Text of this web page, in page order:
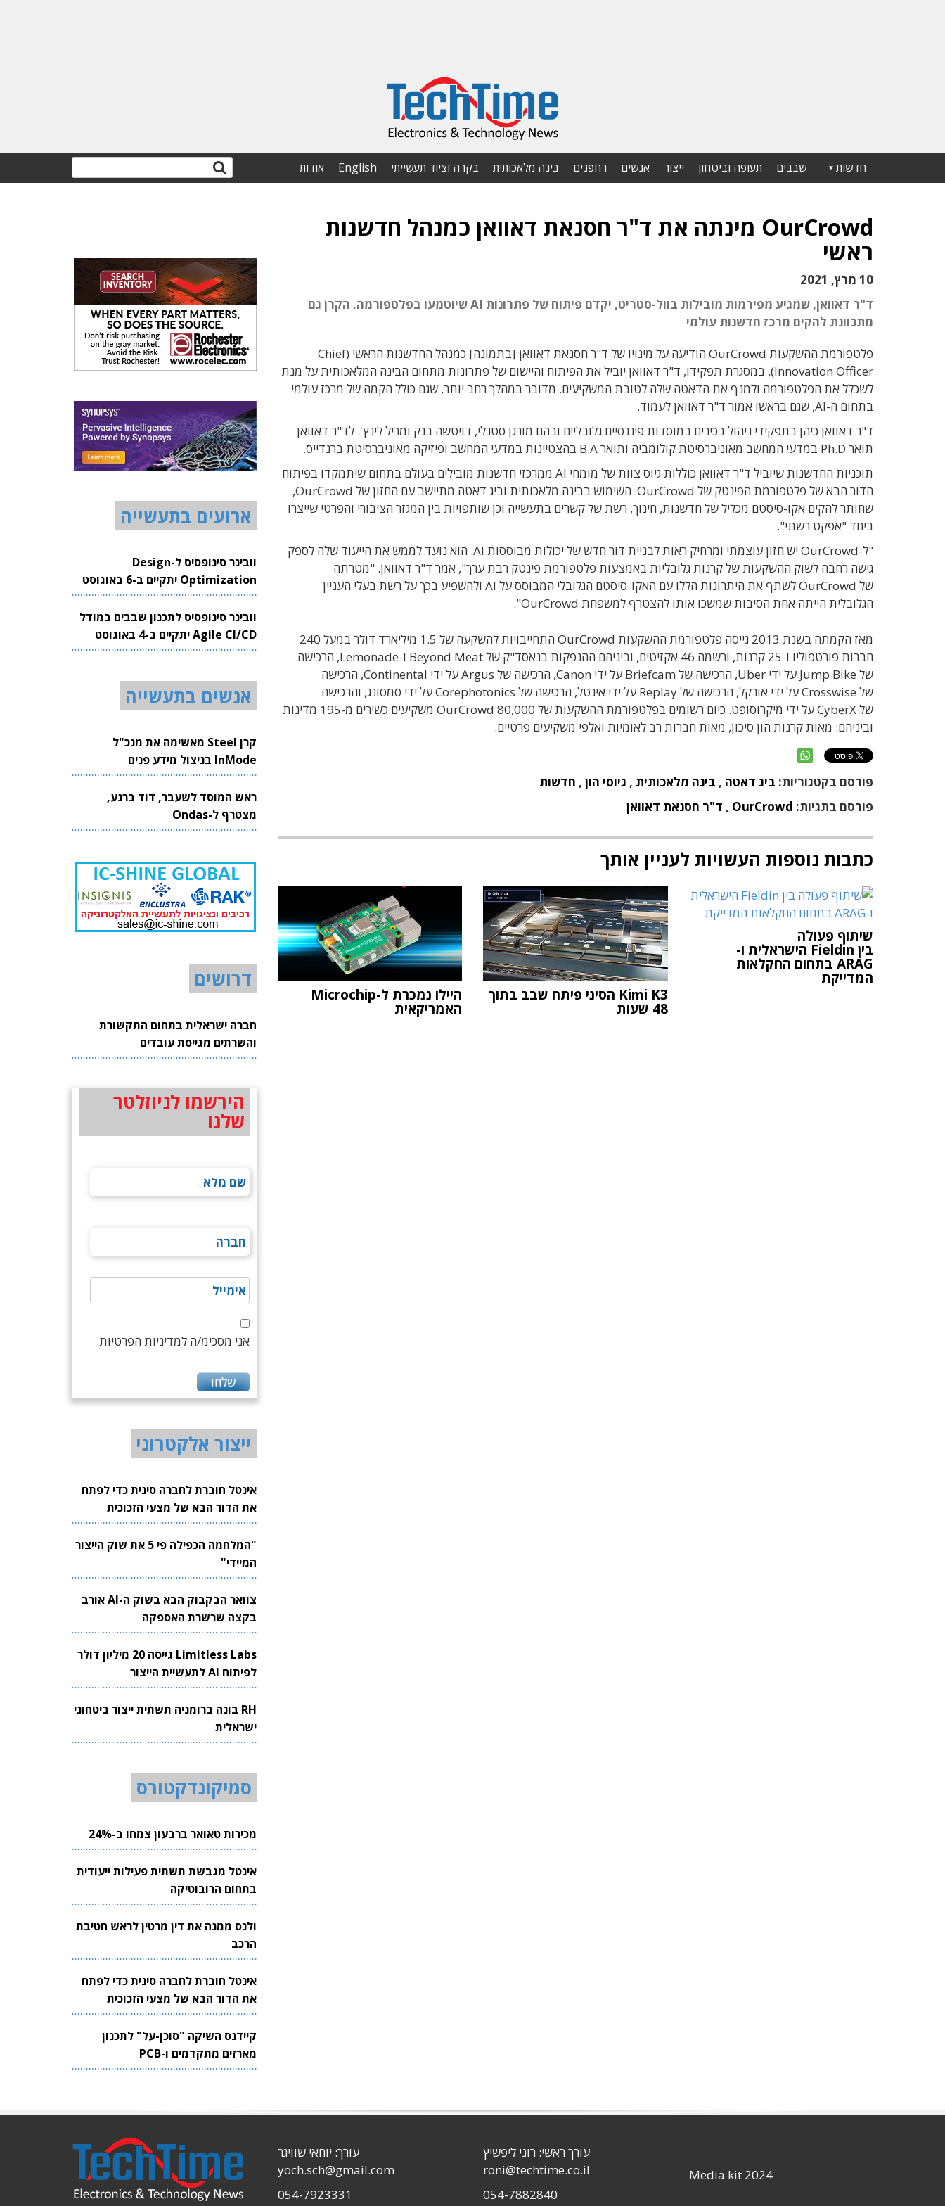
חדשות שבבים תעופה וביטחון ייצור אנשים רחפנים בינה מלאכותית בקרה וציוד תעשייתי English אודות
OurCrowd מינתה את ד"ר חסנאת דאוואן כמנהל חדשנות
ראשי
10 מרץ, 2021
ד"ר דאוואן, שמגיע מפירמות מובילות בוול-סטריט, יקדם פיתוח של פתרונות AI שיוטמעו בפלטפורמה. הקרן גם
מתכוונת להקים מרכז חדשנות עולמי
פלטפורמת ההשקעות OurCrowd הודיעה על מינויו של ד"ר חסנאת דאוואן [בתמונה] כמנהל החדשנות הראשי (Chief
Innovation Officer). במסגרת תפקידו, ד"ר דאוואן יוביל את הפיתוח והיישום של פתרונות מתחום הבינה המלאכותית על מנת
לשכלל את הפלטפורמה ולמנף את הדאטה שלה לטובת המשקיעים. מדובר במהלך רחב יותר, שגם כולל הקמה של מרכז עולמי
בתחום ה-AI, שגם בראשו אמור ד"ר דאוואן לעמוד.
ד"ר דאוואן כיהן בתפקידי ניהול בכירים במוסדות פיננסיים גלובליים ובהם מורגן סטנלי, דויטשה בנק ומריל לינץ'. לד"ר דאוואן
תואר Ph.D במדעי המחשב מאוניברסיטת קולומביה ותואר B.A בהצטיינות במדעי המחשב ופיזיקה מאוניברסיטת ברנדייס.
תוכניות החדשנות שיוביל ד"ר דאוואן כוללות גיוס צוות של מומחי AI ממרכזי חדשנות מובילים בעולם בתחום שיתמקדו בפיתוח
הדור הבא של פלטפורמת הפינטק של OurCrowd. השימוש בבינה מלאכותית וביג דאטה מתיישב עם החזון של OurCrowd,
שחותר להקים אקו-סיסטם מכליל של חדשנות, חינוך, רשת של קשרים בתעשייה וכן שותפויות בין המגזר הציבורי והפרטי שייצרו
ביחד "אפקט רשתי".
"ל-OurCrowd יש חזון עוצמתי ומרחיק ראות לבניית דור חדש של יכולות מבוססות AI. הוא נועד לממש את הייעוד שלה לספק
גישה רחבה לשוק ההשקעות של קרנות גלובליות באמצעות פלטפורמת פינטק רבת ערך", אמר ד"ר דאוואן. "מטרתה
של OurCrowd לשתף את היתרונות הללו עם האקו-סיסטם הגלובלי המבוסס על AI ולהשפיע בכך על רשת בעלי העניין
הגלובלית הייתה אחת הסיבות שמשכו אותו להצטרף למשפחת OurCrowd".
מאז הקמתה בשנת 2013 גייסה פלטפורמת ההשקעות OurCrowd התחייבויות להשקעה של 1.5 מיליארד דולר במעל 240
חברות פורטפוליו ו-25 קרנות, ורשמה 46 אקזיטים, וביניהם ההנפקות בנאסד"ק של Beyond Meat ו-Lemonade, הרכישה
של Jump Bike על ידי Uber, הרכישה של Briefcam על ידי Canon, הרכישה של Argus על ידי Continental, הרכישה
של Crosswise על ידי אורקל, הרכישה של Replay על ידי אינטל, הרכישה של Corephotonics על ידי סמסונג, והרכישה
של CyberX על ידי מיקרוסופט. כיום רשומים בפלטפורמת ההשקעות של OurCrowd 80,000 משקיעים כשירים מ-195 מדינות
וביניהם: מאות קרנות הון סיכון, מאות חברות רב לאומיות ואלפי משקיעים פרטיים.
פורסם בקטגוריות: ביג דאטה , בינה מלאכותית , גיוסי הון , חדשות
פורסם בתגיות: OurCrowd
, ד"ר חסנאת דאוואן
כתבות נוספות העשויות לעניין אותך
שיתוף פעולה
בין Fieldin הישראלית ו-
ARAG בתחום החקלאות
המדייקת
Kimi K3 הסיני פיתח שבב בתוך
48 שעות
היילו נמכרת ל-Microchip
האמריקאית
ארועים בתעשייה
וובינר סינופסיס ל-Design
Optimization יתקיים ב-6 באוגוסט
2026
וובינר סינופסיס לתכנון שבבים במודל
Agile CI/CD יתקיים ב-4 באוגוסט
2026
אנשים בתעשייה
קרן Steel מאשימה את מנכ"ל
InMode בניצול מידע פנים
ראש המוסד לשעבר, דוד ברנע,
מצטרף ל-Ondas
דרושים
חברה ישראלית בתחום התקשורת
והשרתים מגייסת עובדים
הירשמו לניוזלטר
שלנו
אני מסכימ/ה למדיניות הפרטיות.
ייצור אלקטרוני
אינטל חוברת לחברה סינית כדי לפתח
את הדור הבא של מצעי הזכוכית
לשבבים
"המלחמה הכפילה פי 5 את שוק הייצור
המיידי"
צוואר הבקבוק הבא בשוק ה-AI אורב
בקצה שרשרת האספקה
Limitless Labs גייסה 20 מיליון דולר
לפיתוח AI לתעשיית הייצור
RH בונה ברומניה תשתית ייצור ביטחוני
ישראלית
סמיקונדקטורס
מכירות טאואר ברבעון צמחו ב-24%
אינטל מגבשת תשתית פעילות ייעודית
בתחום הרובוטיקה
ולנס ממנה את דין מרטין לראש חטיבת
הרכב
אינטל חוברת לחברה סינית כדי לפתח
את הדור הבא של מצעי הזכוכית
לשבבים
קיידנס השיקה "סוכן-על" לתכנון
מארזים מתקדמים ו-PCB
Media kit 2024
עורך ראשי: רוני ליפשיץ
roni@techtime.co.il
054-7882840
עורך: יוחאי שוויגר
yoch.sch@gmail.com
054-7923331